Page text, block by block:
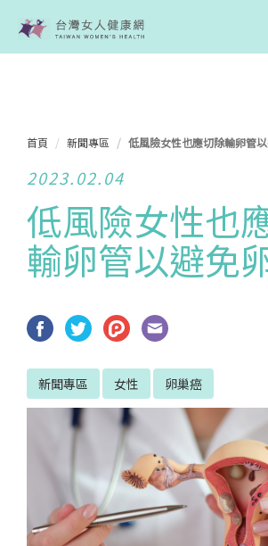
首頁 新聞專區 低風險女性也應切除輸卵管
2023.02.04
低風險女性也
輸卵管以避免
新聞專區 女性 卵巢癌